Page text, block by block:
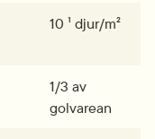
10 ¹ djur/m²
1/3 av
golvarean